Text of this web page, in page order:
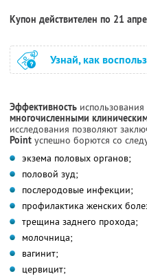
Купон действителен по 21
Узнай, как
Эффективность
многочисленными
исследования позволяют
Point успешно борются со
экзема половых органов;
половой зуд;
послеродовые инфекции;
профилактика женских
трещина заднего прохода;
молочница;
вагинит;
цервицит;